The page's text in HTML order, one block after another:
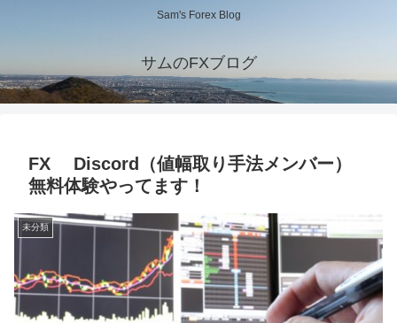
Sam's Forex Blog
サムのFXブログ
FX Discord（値幅取り手法メンバー）
無料体験やってます！
未分類